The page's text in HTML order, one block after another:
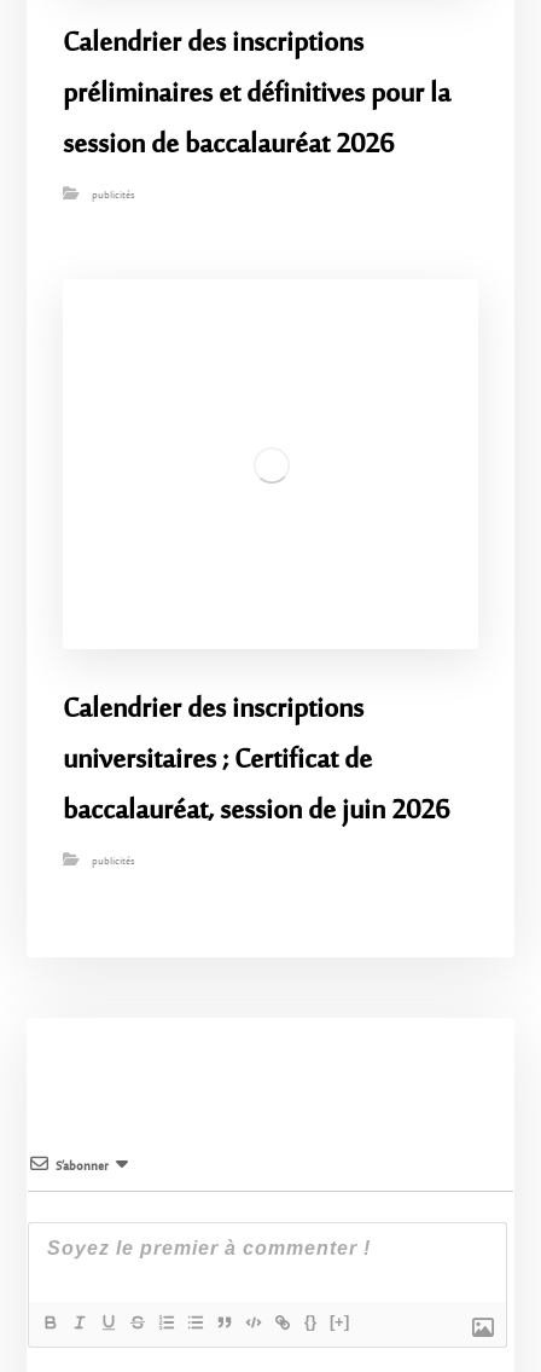
Calendrier des inscriptions
préliminaires et définitives pour la
session de baccalauréat 2026
publicités
Calendrier des inscriptions
universitaires ; Certificat de
baccalauréat, session de juin 2026
publicités
S’abonner
{} [+]